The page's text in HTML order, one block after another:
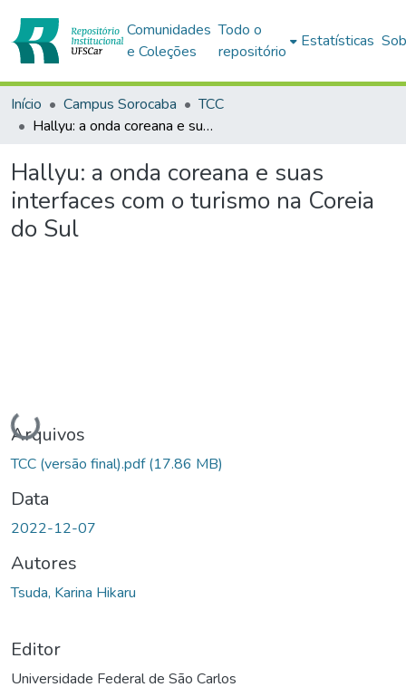
Comunidades
e Coleções
Todo o
repositório
Estatísticas
Início Campus Sorocaba
TCC
Hallyu: a onda coreana e suas interfaces com o turismo na Coreia do Sul
Hallyu: a onda coreana e suas
interfaces com o turismo na Coreia
do Sul
Carregando...
Arquivos
TCC (versão final).pdf(17.86 MB)
Data
2022-12-07
Autores
Tsuda, Karina Hikaru
Editor
Universidade Federal de São Carlos